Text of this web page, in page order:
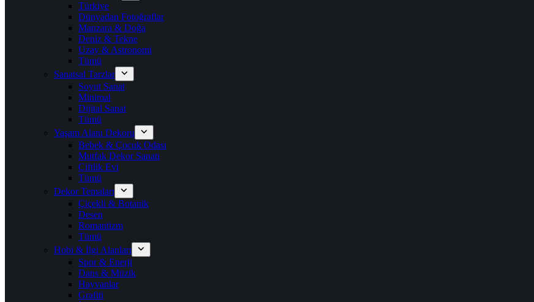
Türkiye
Dünyadan Fotoğraflar
Manzara & Doğa
Deniz & Tekne
Uzay & Astronomi
Tümü
Sanatsal Tarzlar
Soyut Sanat
Minimal
Dijital Sanat
Tümü
Yaşam Alanı Dekoru
Bebek & Çocuk Odası
Mutfak Dekor Sanatı
Çiftlik Evi
Tümü
Dekor Temaları
Çiçekli & Botanik
Desen
Romantizm
Tümü
Hobi & İlgi Alanları
Spor & Enerji
Dans & Müzik
Hayvanlar
Grafiti